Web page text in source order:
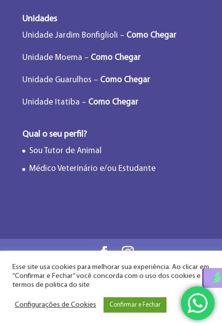
Unidades
Unidade Jardim Bonfiglioli – Como Chegar
Unidade Moema – Como Chegar
Unidade Guarulhos – Como Chegar
Unidade Itatiba – Como Chegar
Qual o seu perfil?
Sou Tutor de Animal
Médico Veterinário e/ou Estudante
Flor de Lótus Acupuntura Veterinária® - Desde
Esse site usa cookies para melhorar sua experiência. Ao clicar em
“Confirmar e Fechar” você concorda com o uso dos cookies e
termos de politica do site
Configurações de Cookies Confirmar e Fechar